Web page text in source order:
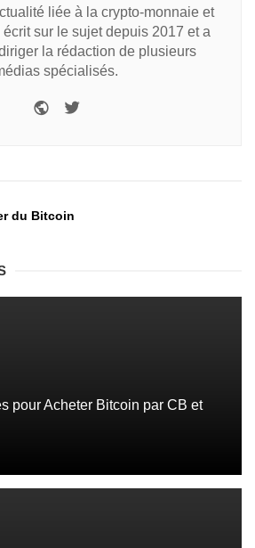
liée à la crypto-monnaie et
écrit sur le sujet depuis 2017 et a
la rédaction de plusieurs
spécialisés.
du Bitcoin
pour Acheter Bitcoin par CB et